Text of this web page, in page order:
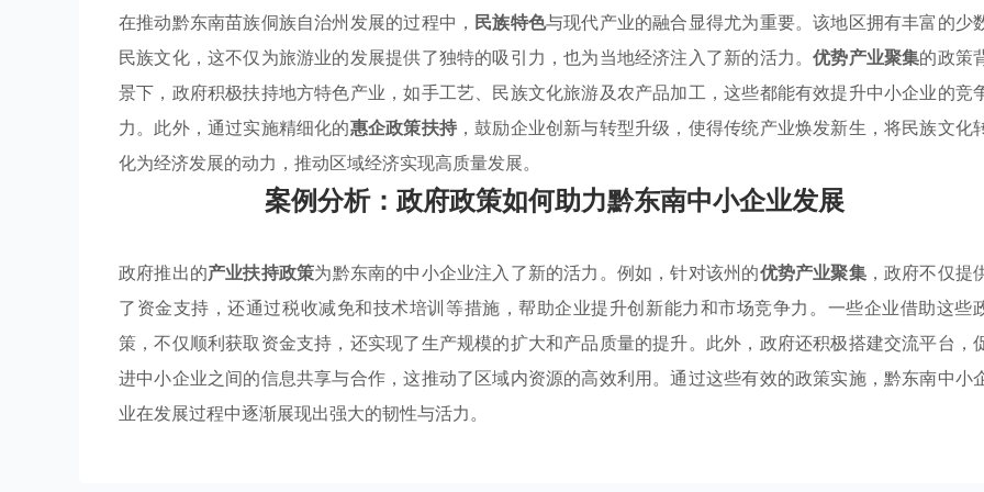
在推动黔东南苗族侗族自治州发展的过程中， 民族特色与现代产业的融合显得尤为重要。该地区拥有丰富的少
民族文化，这不仅为旅游业的发展提供了独特的吸引力，也为当地经济注入了新的活力。优势产业聚集的政策
景下，政府积极扶持地方特色产业，如手工艺、民族文化旅游及农产品加工，这些都能有效提升中小企业的竞
力。此外，通过实施精细化的惠企政策扶持，鼓励企业创新与转型升级，使得传统产业焕发新生，将民族文化
化为经济发展的动力，推动区域经济实现高质量发展。
案例分析：政府政策如何助力黔东南中小企业发展
政府推出的产业扶持政策为黔东南的中小企业注入了新的活力。例如，针对该州的优势产业聚集，政府不仅提
了资金支持，还通过税收减免和技术培训等措施，帮助企业提升创新能力和市场竞争力。一些企业借助这些
策，不仅顺利获取资金支持，还实现了生产规模的扩大和产品质量的提升。此外，政府还积极搭建交流平台，
进中小企业之间的信息共享与合作，这推动了区域内资源的高效利用。通过这些有效的政策实施，黔东南中小
业在发展过程中逐渐展现出强大的韧性与活力。